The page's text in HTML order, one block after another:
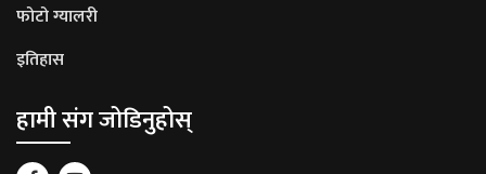
फोटो ग्यालरी
इतिहास
हामी संग जोडिनुहोस्